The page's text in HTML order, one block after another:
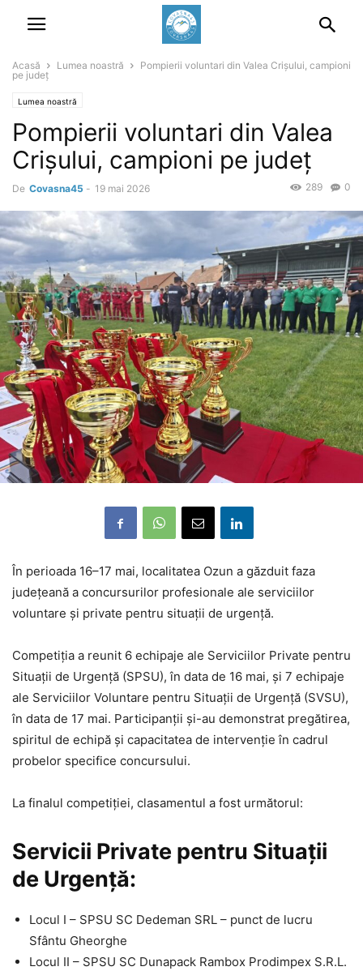
Acasă Lumea noastră
Pompierii voluntari din Valea Crișului, campioni
pe județ
Lumea noastră
Pompierii voluntari din Valea
Crișului, campioni pe județ
De Covasna45 - 19 mai 2026 0
289
În perioada 16–17 mai, localitatea Ozun a găzduit faza
județeană a concursurilor profesionale ale serviciilor
voluntare și private pentru situații de urgență.
Competiția a reunit 6 echipaje ale Serviciilor Private pentru
Situații de Urgență (SPSU), în data de 16 mai, și 7 echipaje
ale Serviciilor Voluntare pentru Situații de Urgență (SVSU),
în data de 17 mai. Participanții și-au demonstrat pregătirea,
spiritul de echipă și capacitatea de intervenție în cadrul
probelor specifice concursului.
La finalul competiției, clasamentul a fost următorul:
Servicii Private pentru Situații
de Urgență:
Locul I – SPSU SC Dedeman SRL – punct de lucru
Sfântu Gheorghe
Locul II – SPSU SC Dunapack Rambox Prodimpex S.R.L.